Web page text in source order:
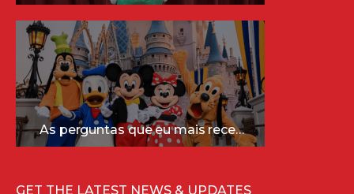
As perguntas que eu mais recebo sobre a Disney (e as respostas mais sinceras!)
GET THE LATEST NEWS & UPDATES